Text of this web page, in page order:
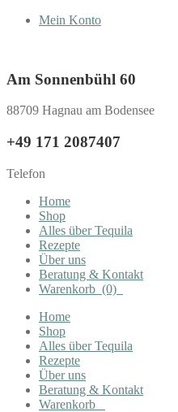
Mein Konto
Am Sonnenbühl 60
88709 Hagnau am Bodensee
+49 171 2087407
Telefon
Home
Shop
Alles über Tequila
Rezepte
Über uns
Beratung & Kontakt
Warenkorb (0)
Home
Shop
Alles über Tequila
Rezepte
Über uns
Beratung & Kontakt
Warenkorb